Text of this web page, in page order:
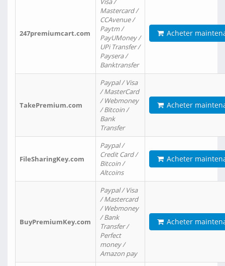
247premiumcart.com
Mastercard /
CCAvenue /
Paytm /
PayUMoney /
UPi Transfer /
Paysera /
Banktransfer
Acheter
TakePremium.com
Paypal / Visa
/ MasterCard
/ Webmoney
/ Bitcoin /
Bank
Transfer
Acheter
FileSharingKey.com
Paypal /
Credit Card /
Bitcoin /
Altcoins
Acheter
BuyPremiumKey.com
Paypal / Visa
/ Mastercard
/ Webmoney
/ Bank
Transfer /
Perfect
money /
Amazon pay
Acheter